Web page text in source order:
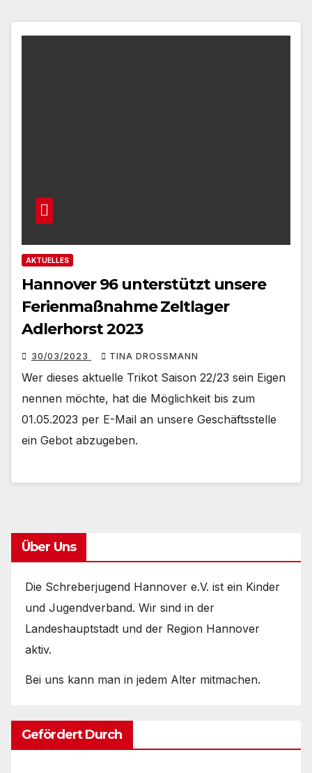
AKTUELLES
Hannover 96 unterstützt unsere
Ferienmaßnahme Zeltlager
Adlerhorst 2023
30/03/2023 TINA DROSSMANN
Wer dieses aktuelle Trikot Saison 22/23 sein Eigen
nennen möchte, hat die Möglichkeit bis zum
01.05.2023 per E-Mail an unsere Geschäftsstelle
ein Gebot abzugeben.
Über Uns
Die Schreberjugend Hannover e.V. ist ein Kinder
und Jugendverband. Wir sind in der
Landeshauptstadt und der Region Hannover
aktiv.
Bei uns kann man in jedem Alter mitmachen.
Gefördert Durch